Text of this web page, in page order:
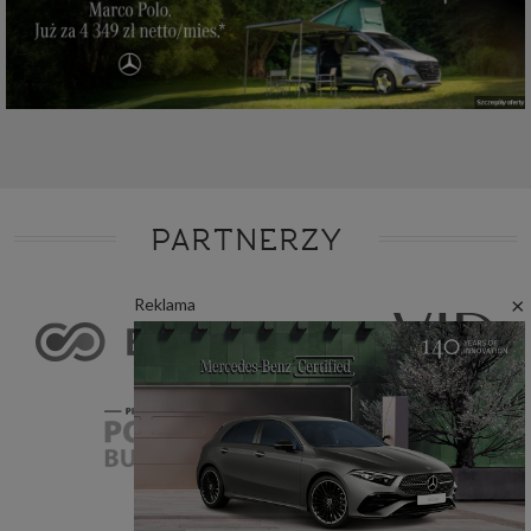
Reklama ×
PARTNERZY